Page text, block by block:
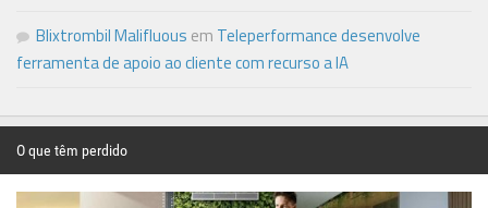
Blixtrombil Malifluous em Teleperformance desenvolve
ferramenta de apoio ao cliente com recurso a IA
O que têm perdido